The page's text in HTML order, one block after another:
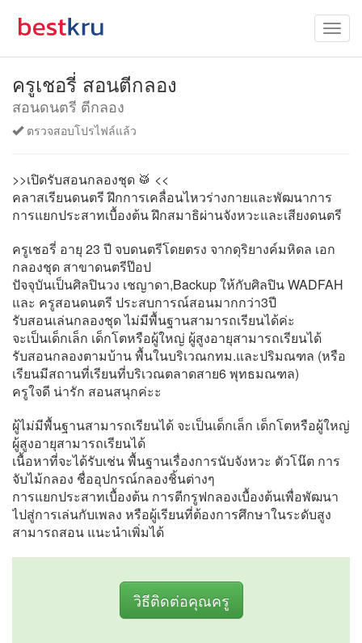
ครูเชอรี่ สอนตีกลอง
สอนดนตรี ตีกลอง
ตรวจสอบโปรไฟล์แล้ว
>>เปิดรับสอนกลองชุด 🥁 <<
คลาสเรียนดนตรี ฝึกการเคลื่อนไหวร่างกายและพัฒนาการ
การแยกประสาทเบื้องต้น ฝึกสมาธิผ่านจังหวะและเสียงดนตรี
ครูเชอรี่ อายุ 23 ปี จบดนตรีโดยตรง จากดุริยางค์มหิดล เอก
กลองชุด สาขาดนตรีป๊อป
ปัจจุบันเป็นศิลปินวง เชญาดา,Backup ให้กับศิลปิน WADFAH
และ ครูสอนดนตรี ประสบการณ์สอนมากกว่า3ปี
รับสอนเล่นกลองชุด ไม่มีพื้นฐานสามารถเรียนได้ค่ะ
จะเป็นเด็กเล็ก เด็กโตหรือผู้ใหญ่ ผู้สูงอายุสามารถเรียนได้
รับสอนกลองตามบ้าน พื้นในบริเวณกทม.และปริมณฑล (หรือ
เรียนมีสถานที่เรียนที่บริเวณตลาดสาย6 พุทธมณฑล)
ครูใจดี น่ารัก สอนสนุกค่ะะ
ผู้ไม่มีพื้นฐานสามารถเรียนได้ จะเป็นเด็กเล็ก เด็กโตหรือผู้ใหญ่
ผู้สูงอายุสามารถเรียนได้
เนื้อหาที่จะได้รับเช่น พื้นฐานเรื่องการนับจังหวะ ตัวโน๊ต การ
จับไม้กลอง ชื่ออุปกรณ์กลองชิ้นต่างๆ
การแยกประสาทเบื้องต้น การตีกรูฟกลองเบื้องต้นเพื่อพัฒนา
ไปสู่การเล่นกับเพลง หรือผู้เรียนที่ต้องการศึกษาในระดับสูง
สามารถสอน แนะนำเพิ่มได้
วิธีติดต่อคุณครู